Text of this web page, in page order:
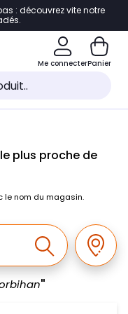
: découvrez vite notre
Me connecterPanier
plus proche de
le nom du magasin.
& Pays
Effectuer la
"